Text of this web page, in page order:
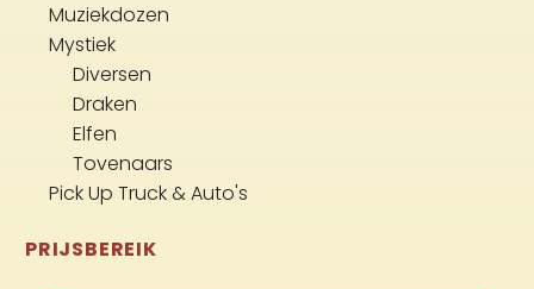
Muziekdozen
Mystiek
Diversen
Draken
Elfen
Tovenaars
Pick Up Truck & Auto's
PRIJSBEREIK